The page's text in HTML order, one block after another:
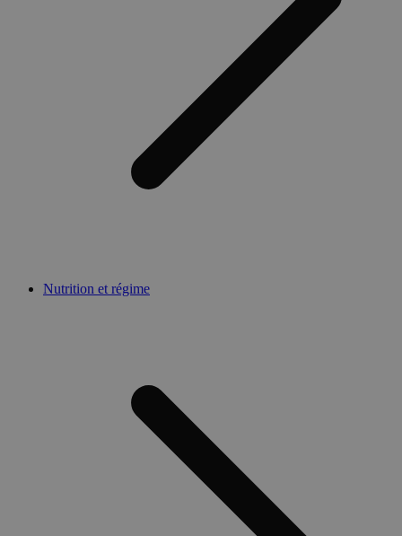
Nutrition et régime